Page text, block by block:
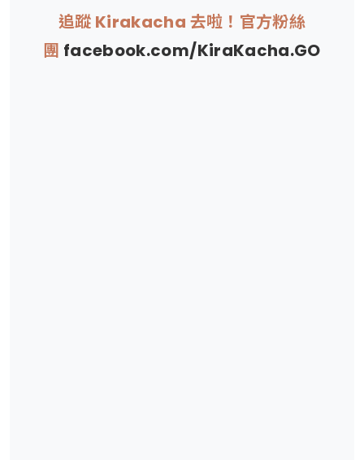
追蹤 Kirakacha 去啦！官方粉絲
團 facebook.com/KiraKacha.GO